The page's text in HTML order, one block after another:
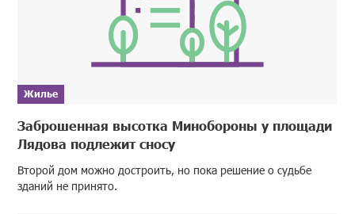
Жилье
Заброшенная высотка Минобороны у площади
Лядова подлежит сносу
Второй дом можно достроить, но пока решение о судьбе
зданий не принято.